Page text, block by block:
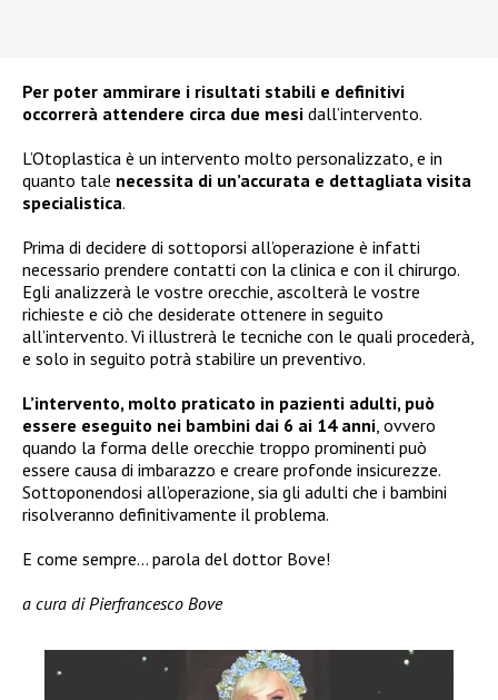
Per poter ammirare i risultati stabili e definitivi
occorrerà attendere circa due mesi dall’intervento.
L’Otoplastica è un intervento molto personalizzato, e in
quanto tale necessita di un’accurata e dettagliata visita
specialistica.
Prima di decidere di sottoporsi all’operazione è infatti
necessario prendere contatti con la clinica e con il chirurgo.
Egli analizzerà le vostre orecchie, ascolterà le vostre
richieste e ciò che desiderate ottenere in seguito
all’intervento. Vi illustrerà le tecniche con le quali procederà,
e solo in seguito potrà stabilire un preventivo.
L’intervento, molto praticato in pazienti adulti, può
essere eseguito nei bambini dai 6 ai 14 anni , ovvero
quando la forma delle orecchie troppo prominenti può
essere causa di imbarazzo e creare profonde insicurezze.
Sottoponendosi all’operazione, sia gli adulti che i bambini
risolveranno definitivamente il problema.
E come sempre… parola del dottor Bove!
a cura di Pierfrancesco Bove